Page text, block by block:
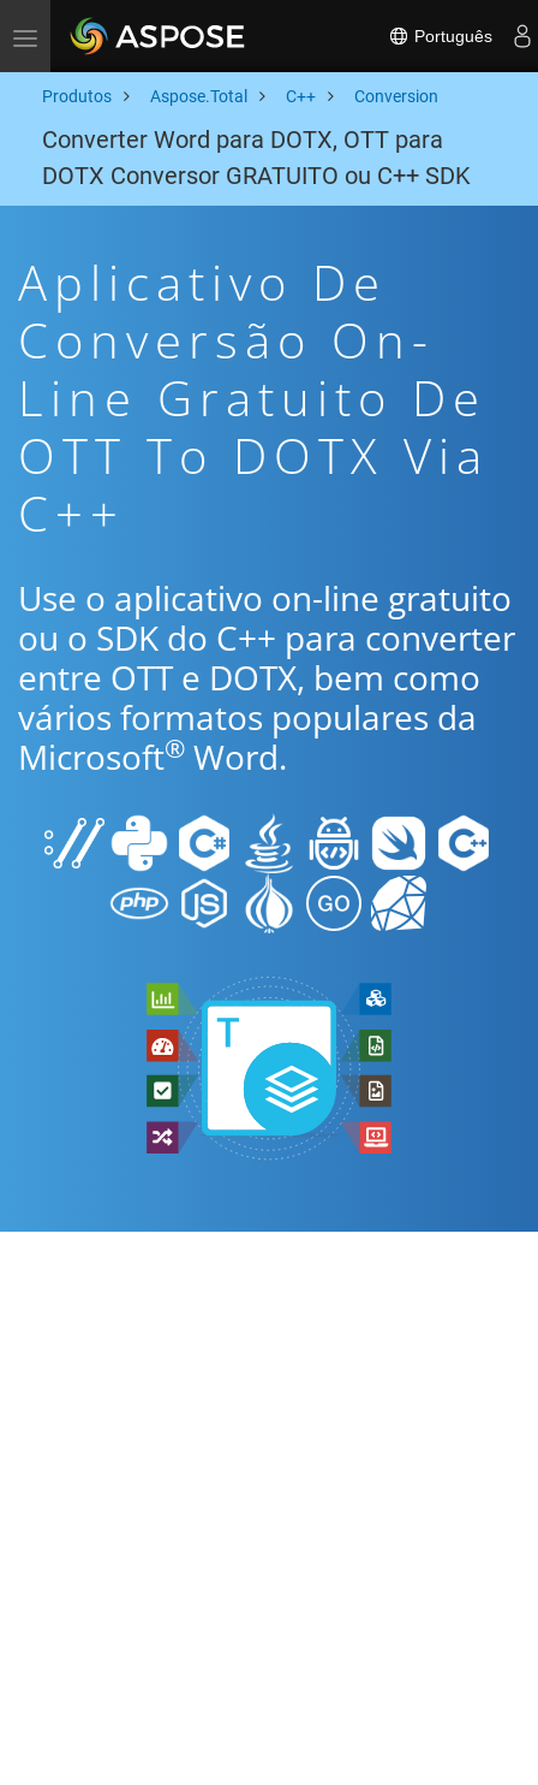
Toggle navigation Português
Produtos Aspose.Total C++ Conversion
Converter Word para DOTX, OTT para
DOTX Conversor GRATUITO ou C++ SDK
Aplicativo De
Conversão On-
Line Gratuito De
OTT To DOTX Via
C++
Use o aplicativo on-line gratuito
ou o SDK do C++ para converter
entre OTT e DOTX, bem como
vários formatos populares da
Microsoft® Word.